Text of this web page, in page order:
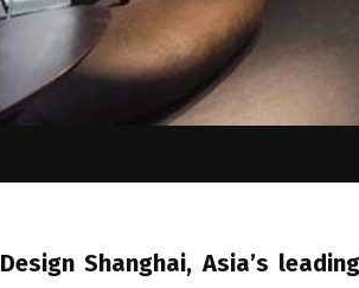
Design Shanghai, Asia’s